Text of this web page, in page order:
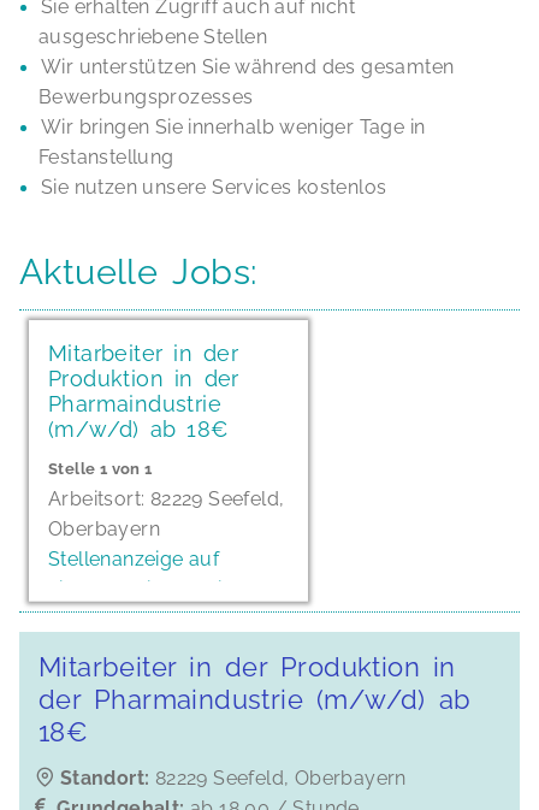
Sie erhalten Zugriff auch auf nicht
ausgeschriebene Stellen
Wir unterstützen Sie während des gesamten
Bewerbungsprozesses
Wir bringen Sie innerhalb weniger Tage in
Festanstellung
Sie nutzen unsere Services kostenlos
Aktuelle Jobs:
Mitarbeiter in der
Produktion in der
Pharmaindustrie
(m/w/d) ab 18€
1 1
82229 Seefeld,
Oberbayern
Stellenanzeige auf
Mitarbeiter in der Produktion in
der Pharmaindustrie (m/w/d) ab
18€
Standort: 82229 Seefeld, Oberbayern